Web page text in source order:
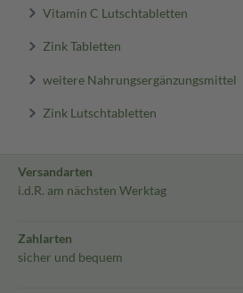
Vitamin C Lutschtabletten
Zink Tabletten
weitere Nahrungsergänzungsmittel
Zink Lutschtabletten
Versandarten
i.d.R. am nächsten Werktag
Zahlarten
sicher und bequem